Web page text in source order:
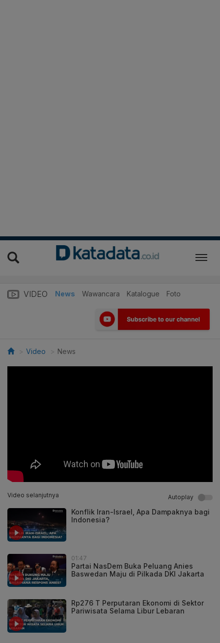
VIDEO News Wawancara Katalogue Foto
Video News
Video selanjutnya Autoplay
Konflik Iran-Israel, Apa Dampaknya bagi
Indonesia?
01:47
Partai NasDem Buka Peluang Anies
Baswedan Maju di Pilkada DKI Jakarta
Rp276 T Perputaran Ekonomi di Sektor
Pariwisata Selama Libur Lebaran